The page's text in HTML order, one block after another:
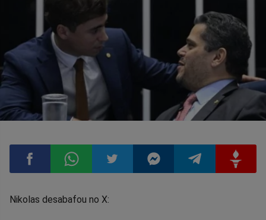
CompartilharCompartilharCompartilhar
Nikolas desabafou no X: